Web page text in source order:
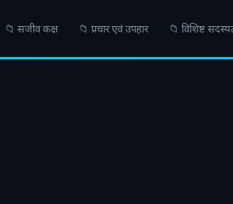
📁 सजीव कक्ष 📁 प्रचार एवं उपहार 📁 विशिष्ट